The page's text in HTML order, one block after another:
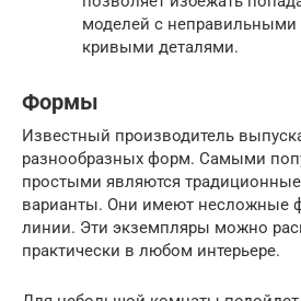
моделей с
кривыми деталями.
Формы
Известный производитель
разнообразных форм. Самыми
простыми являются
варианты. Они имеют несложные
линии. Эти экземпляры можно
практически в любом интерьере.